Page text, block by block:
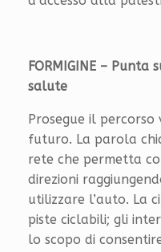
FORMIGINE – Punta
salute
Prosegue il
futuro. La parola
rete che permetta
direzioni
utilizzare l’auto. La
piste ciclabili; gli
lo scopo di